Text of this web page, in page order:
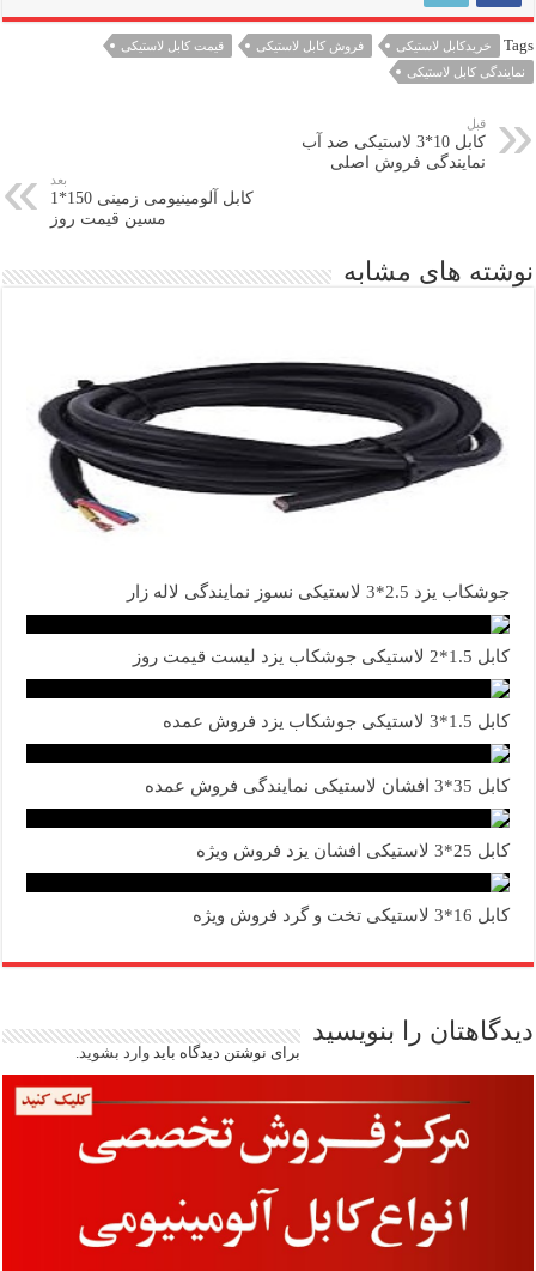
Tags خریدکابل لاستیکی فروش کابل لاستیکی
قیمت کابل لاستیکی
نمایندگی کابل لاستیکی
قبل
کابل 10*3 لاستیکی ضد آب
نمایندگی فروش اصلی
بعد
کابل آلومینیومی زمینی 150*1
مسین قیمت روز
نوشته های مشابه
جوشکاب یزد 2.5*3 لاستیکی نسوز نمایندگی لاله زار
کابل 1.5*2 لاستیکی جوشکاب یزد لیست قیمت روز
کابل 1.5*3 لاستیکی جوشکاب یزد فروش عمده
کابل 35*3 افشان لاستیکی نمایندگی فروش عمده
کابل 25*3 لاستیکی افشان یزد فروش ویژه
کابل 16*3 لاستیکی تخت و گرد فروش ویژه
دیدگاهتان را بنویسید
برای نوشتن دیدگاه بایدوارد بشوید.